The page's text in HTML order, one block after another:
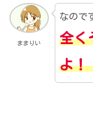
ままりい
なので
全く
よ！